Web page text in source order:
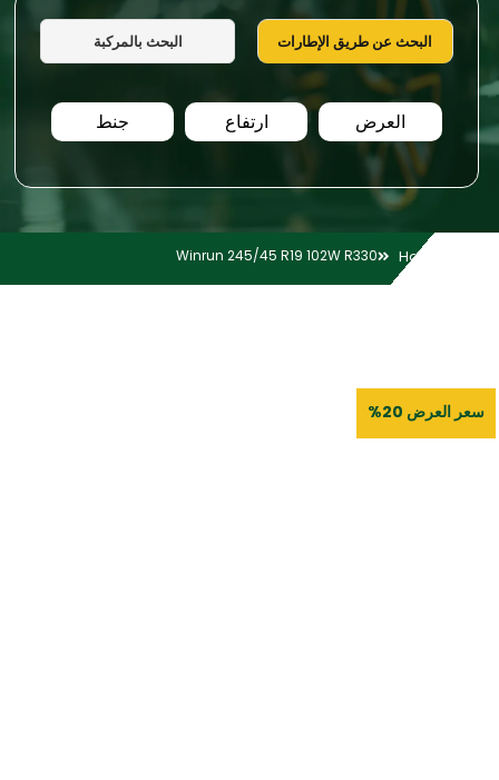
البحث عن طريق الإطارات البحث بالمركبة
العرض ارتفاع جنط
Home
Winrun 245/45 R19 102W R330
سعر العرض 20%